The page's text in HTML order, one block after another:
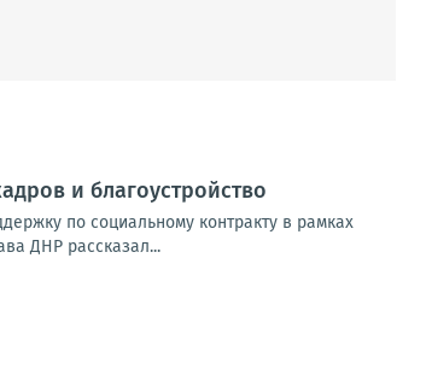
и благоустройство
по социальному контракту в рамках
ДНР рассказал...